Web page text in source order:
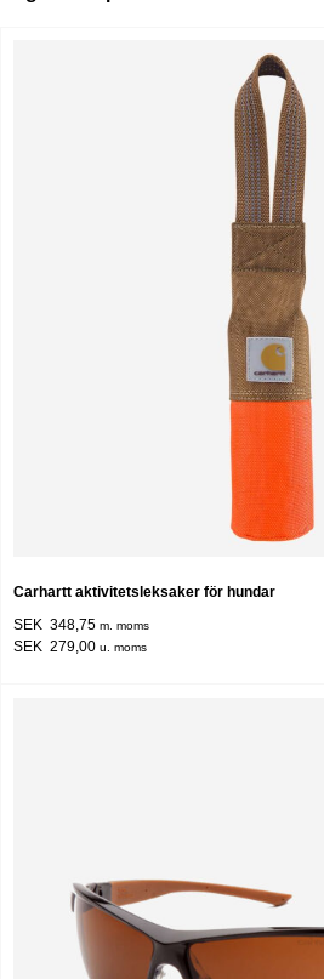
Carhartt aktivitetsleksaker för hundar
SEK 348,75 m. moms
SEK 279,00 u. moms